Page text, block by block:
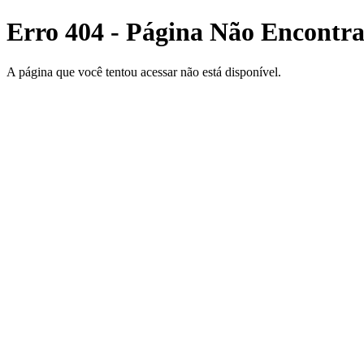
Erro 404 - Página Não
A página que você tentou acessar não está disponível.